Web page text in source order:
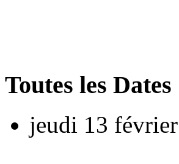
Toutes les Dates
jeudi 13